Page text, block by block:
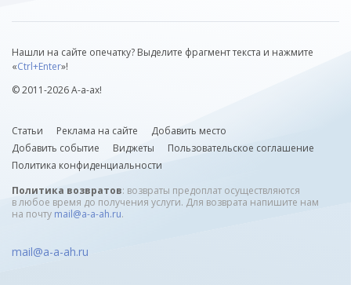
Нашли на сайте опечатку? Выделите фрагмент текста и нажмите
«Ctrl+Enter»!
© 2011-2026 А-а-ах!
Статьи Реклама на сайте
Добавить место
Добавить событие
Виджеты
Пользовательское соглашение
Политика конфиденциальности
Политика возвратов: возвраты предоплат осуществляются
в любое время до получения услуги. Для возврата напишите нам
на почту mail@a-a-ah.ru.
mail@a-a-ah.ru